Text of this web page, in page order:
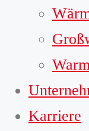
Karriere